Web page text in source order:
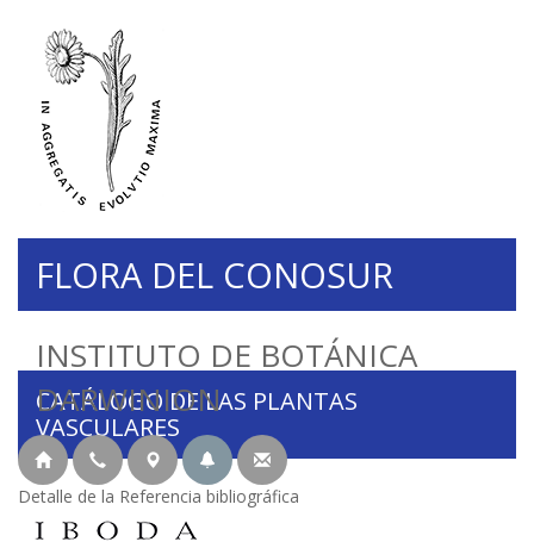
INSTITUTO DE BOTÁNICA
DARWINION
FLORA DEL CONOSUR
CATÁLOGO DE LAS PLANTAS
VASCULARES
Detalle de la Referencia bibliográfica